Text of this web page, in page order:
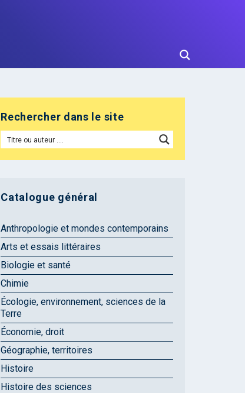
Rechercher dans le site
Catalogue général
Anthropologie et mondes contemporains
Arts et essais littéraires
Biologie et santé
Chimie
Écologie, environnement, sciences de la
Terre
Économie, droit
Géographie, territoires
Histoire
Histoire des sciences